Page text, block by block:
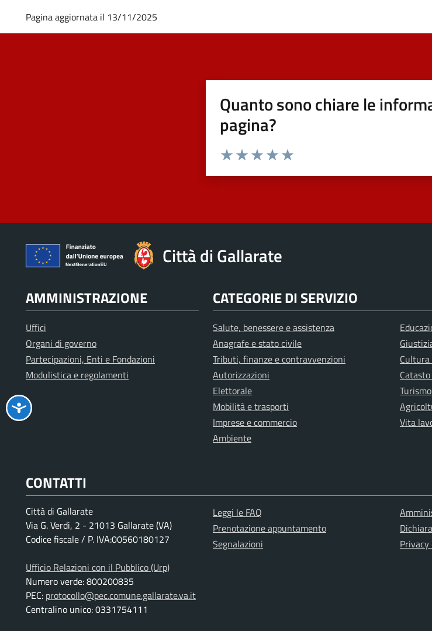
Pagina aggiornata il 13/11/2025
Quanto sono chiare le
pagina?
Città di Gallarate
AMMINISTRAZIONE
Uffici
Organi di governo
Partecipazioni, Enti e Fondazioni
Modulistica e regolamenti
CATEGORIE DI SERVIZIO
Salute, benessere e assistenza
Anagrafe e stato civile
Tributi, finanze e contravvenzioni
Autorizzazioni
Elettorale
Mobilità e trasporti
Imprese e commercio
Ambiente
Turismo
Vita
CONTATTI
Città di Gallarate
Via G. Verdi, 2 - 21013 Gallarate (VA)
Codice fiscale / P. IVA:00560180127
Ufficio Relazioni con il Pubblico (Urp)
Numero verde: 800200835
PEC: protocollo@pec.comune.gallarate.va.it
Centralino unico: 0331754111
Leggi le FAQ
Prenotazione appuntamento
Segnalazioni